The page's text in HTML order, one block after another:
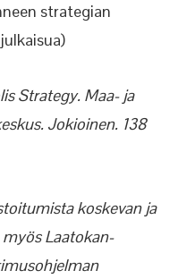
strategian
Strategy. Maa- ja
Jokioinen. 138
koskevan ja
Laatokan-